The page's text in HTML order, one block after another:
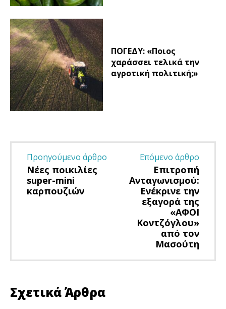
ΠΟΓΕΔΥ: «Ποιος
χαράσσει τελικά την
αγροτική πολιτική;»
Προηγούμενο άρθρο
Νέες ποικιλίες
super-mini
καρπουζιών
Επόμενο άρθρο
Επιτροπή
Ανταγωνισμού:
Ενέκρινε την
εξαγορά της
«ΑΦΟΙ
Κοντζόγλου»
από τον
Μασούτη
Σχετικά Άρθρα